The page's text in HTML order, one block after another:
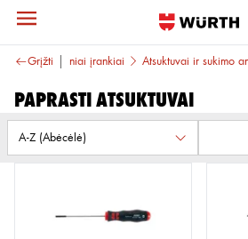
GrįžtiRankiniai įrankiai Atsuktuvai ir sukimo
Paprasti atsuktuvai